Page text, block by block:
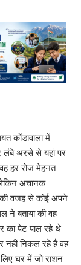
कोंडावाला में
लंबे अरसे से यहां पर
हर रोज मेहनत
अचानक
की वजह से कोई अपने
ने बताया की वह
का पेट पाल रहे थे
नहीं निकल रहे हैं वह
घर में जो राशन